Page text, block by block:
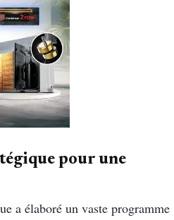
pour une
a élaboré un vaste programme